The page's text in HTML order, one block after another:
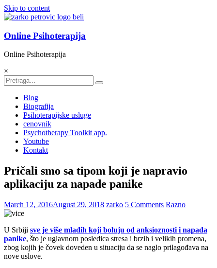
Skip to content
Online Psihoterapija
Online Psihoterapija
×
Blog
Biografija
Psihoterapijske usluge
cenovnik
Psychotherapy Toolkit app.
Youtube
Kontakt
Pričali smo sa tipom koji je napravio
aplikaciju za napade panike
March 12, 2016August 29, 2018 zarko 5 Comments Razno
U Srbiji sve je više mladih koji boluju od anksioznosti i napada
panike, što je uglavnom posledica stresa i brzih i velikih promena,
zbog kojih je čovek doveden u situaciju da se naglo prilagođava na
nove uslove.